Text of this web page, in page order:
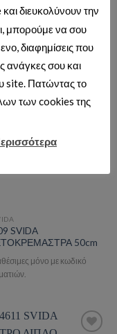
SVIDA
50cm
μόνο με κωδικό
διευκολύνουν την
μπορούμε να σου
διαφημίσεις που
ανάγκες σου και
site. Πατώντας το
των cookies της